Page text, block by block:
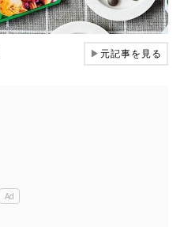
▶元記事を見る